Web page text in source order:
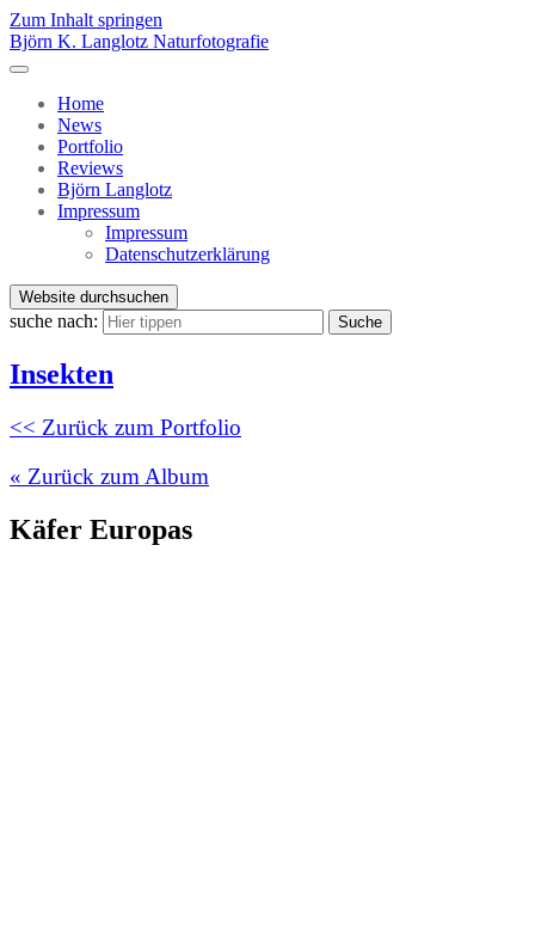
Zum Inhalt springen
Björn K. Langlotz Naturfotografie
Home
News
Portfolio
Reviews
Björn Langlotz
Impressum
Impressum
Datenschutzerklärung
Website durchsuchen
suche nach: Suche
Insekten
<< Zurück zum Portfolio
« Zurück zum Album
Käfer Europas